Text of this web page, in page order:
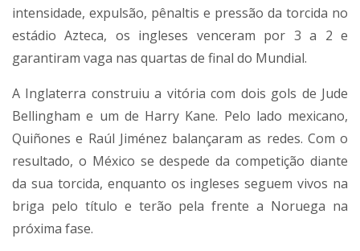
intensidade, expulsão, pênaltis e pressão da torcida no
estádio Azteca, os ingleses venceram por 3 a 2 e
garantiram vaga nas quartas de final do Mundial.
A Inglaterra construiu a vitória com dois gols de Jude
Bellingham e um de Harry Kane. Pelo lado mexicano,
Quiñones e Raúl Jiménez balançaram as redes. Com o
resultado, o México se despede da competição diante
da sua torcida, enquanto os ingleses seguem vivos na
briga pelo título e terão pela frente a Noruega na
próxima fase.